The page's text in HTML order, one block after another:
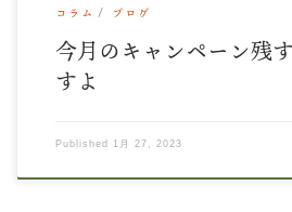
コラム ブログ
今月のキャンペーン残
すよ
Published 1月 27, 2023